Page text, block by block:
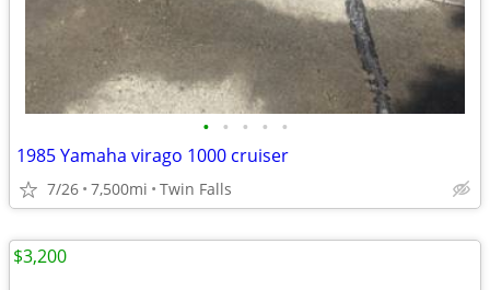
• • • • •
1985 Yamaha virago 1000 cruiser
7/26 7,500mi Twin Falls
$3,200